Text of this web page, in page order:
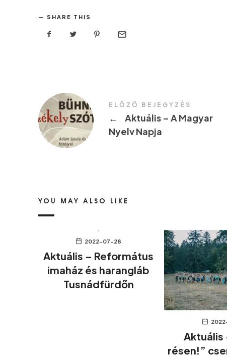
SHARE THIS
ELŐZŐ BEJEGYZÉS
←
Aktuális – A Magyar
Nyelv Napja
YOU MAY ALSO LIKE
2022-07-28
Aktuális – Református
imaház és harangláb
Tusnádfürdőn
Aktuális
résen!”